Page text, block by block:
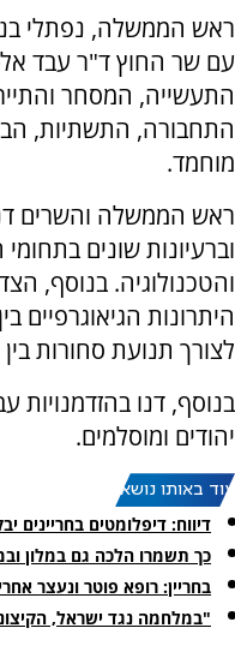
ראש הממשלה, נפתלי
עם שר החוץ ד"ר עבד
התעשייה, המסחר
התחבורה, התשתיות,
מוחמד.
ראש הממשלה והשרים
וברעיונות שונים
והטכנולוגיה. בנוסף,
היתרונות הגיאוגרפיים
לצורך תנועת סחורות
בנוסף, דנו בהזדמנויות
יהודים ומוסלמים.
עוד באותו נושא:
דיווח: דיפלומטים בחריינים
כך תשמרו הלכה גם במלון
בחריין: רופא פוטר ונעצר
"במלחמה נגד ישראל,